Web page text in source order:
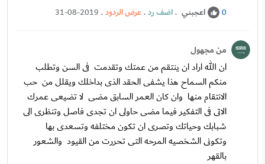
0 اعجبني .اضف رد.عرض الردود.
31-08-2019
من مجهول
ان الله اراد ان ينتقم من عمتك وتقدمت فى السن وتطلب
منكم السماح هذا يشفى الحقد الذى بداخلك ويقلل من حب
الانتقام منها وان كان العمر السابق مضى لا تضيعى عمرك
الاتى فى التفكير فيما مضى حاولى ان تجدى فاصل وتنظرى الى
شبابك وحياتك وتصرى ان تكون مختلفه وتسعدى بها
وتكونى الشخصيه المرحه التى تحررت من القيود والشعور
بالقهر